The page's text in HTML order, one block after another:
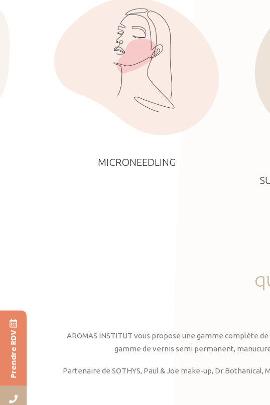
MICRONEEDLING
AROMAS INSTITUT vous propose une gamme complète
gamme de vernis semi permanent,
Partenaire de SOTHYS, Paul & Joe make-up, Dr
Prendre RDV